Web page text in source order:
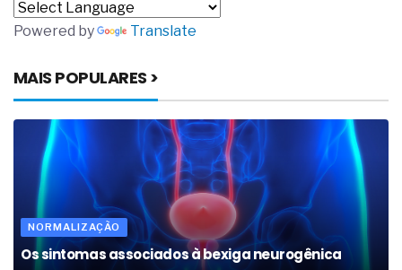
Powered by Translate
MAIS POPULARES >
NORMALIZAÇÃO
Os sintomas associados à bexiga neurogênica